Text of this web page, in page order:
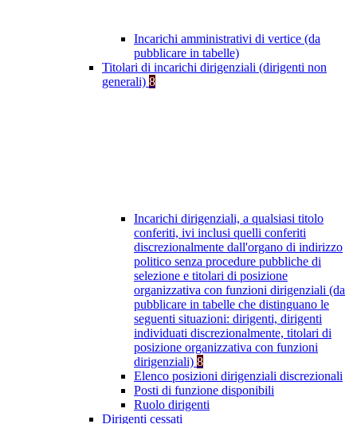
Incarichi amministrativi di vertice (da
pubblicare in tabelle)
Titolari di incarichi dirigenziali (dirigenti non
generali) 8
Incarichi dirigenziali, a qualsiasi titolo
conferiti, ivi inclusi quelli conferiti
discrezionalmente dall'organo di indirizzo
politico senza procedure pubbliche di
selezione e titolari di posizione
organizzativa con funzioni dirigenziali (da
pubblicare in tabelle che distinguano le
seguenti situazioni: dirigenti, dirigenti
individuati discrezionalmente, titolari di
posizione organizzativa con funzioni
dirigenziali) 8
Elenco posizioni dirigenziali discrezionali
Posti di funzione disponibili
Ruolo dirigenti
Dirigenti cessati